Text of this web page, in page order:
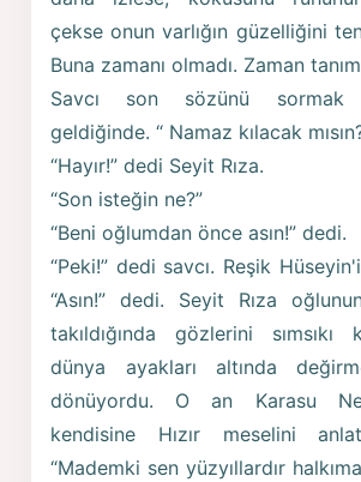
çekse onun varlığın güzelliğini
Buna zamanı olmadı. Zaman
Savcı son sözünü sormak
geldiğinde. “ Namaz kılacak
“Hayır!” dedi Seyit Rıza.
“Son isteğin ne?”
“Beni oğlumdan önce asın!” dedi.
“Peki!” dedi savcı. Reşik
“Asın!” dedi. Seyit Rıza
takıldığında gözlerini sımsıkı
dünya ayakları altında
dönüyordu. O an Karasu
kendisine Hızır meselini
“Mademki sen yüzyıllardır